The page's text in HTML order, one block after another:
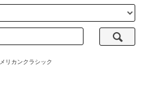
リカンクラシック